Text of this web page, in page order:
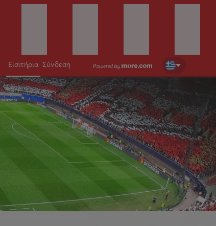
Εισιτήρια Σύνδεση